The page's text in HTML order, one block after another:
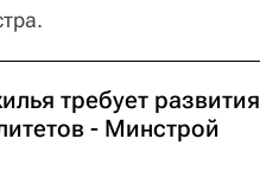
требует развития
- Минстрой